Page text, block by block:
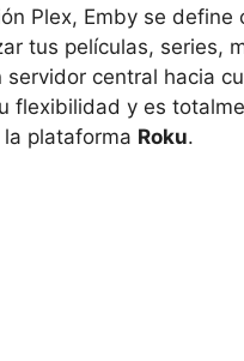
Plex, Emby se define
tus películas, series,
central hacia
flexibilidad y es
plataforma Roku.